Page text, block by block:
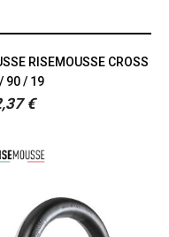
RISEMOUSSE CROSS
90 / 19
€